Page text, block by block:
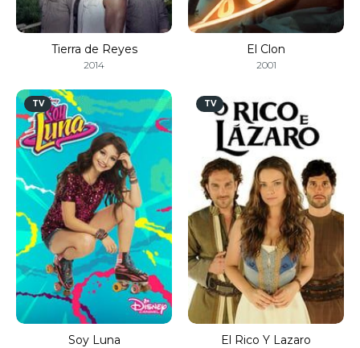
Tierra de Reyes
2014
El Clon
2001
TV
Soy Luna
TV
El Rico Y Lazaro